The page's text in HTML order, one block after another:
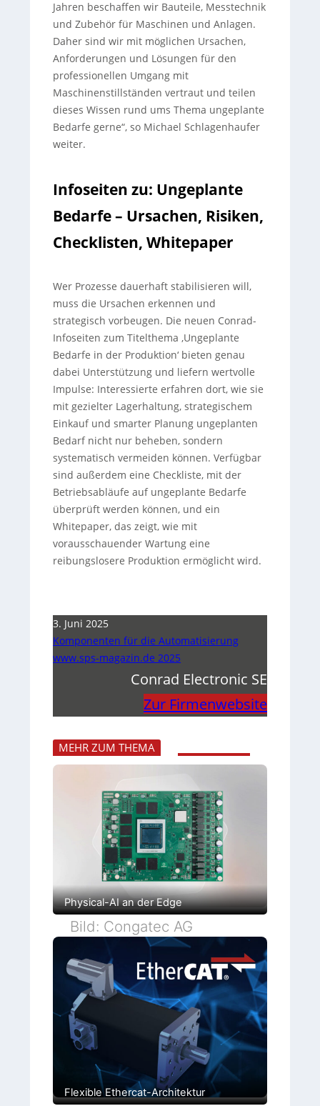
Jahren beschaffen wir Bauteile, Messtechnik
und Zubehör für Maschinen und Anlagen.
Daher sind wir mit möglichen Ursachen,
Anforderungen und Lösungen für den
professionellen Umgang mit
Maschinenstillständen vertraut und teilen
dieses Wissen rund ums Thema ungeplante
Bedarfe gerne“, so Michael Schlagenhaufer
weiter.
Infoseiten zu: Ungeplante
Bedarfe – Ursachen, Risiken,
Checklisten, Whitepaper
Wer Prozesse dauerhaft stabilisieren will,
muss die Ursachen erkennen und
strategisch vorbeugen. Die neuen Conrad-
Infoseiten zum Titelthema ‚Ungeplante
Bedarfe in der Produktion‘ bieten genau
dabei Unterstützung und liefern wertvolle
Impulse: Interessierte erfahren dort, wie sie
mit gezielter Lagerhaltung, strategischem
Einkauf und smarter Planung ungeplanten
Bedarf nicht nur beheben, sondern
systematisch vermeiden können. Verfügbar
sind außerdem eine Checkliste, mit der
Betriebsabläufe auf ungeplante Bedarfe
überprüft werden können, und ein
Whitepaper, das zeigt, wie mit
vorausschauender Wartung eine
reibungslosere Produktion ermöglicht wird.
3. Juni 2025
Komponenten für die Automatisierung
www.sps-magazin.de 2025
Conrad Electronic SE
Zur Firmenwebsite
MEHR ZUM THEMA
Physical-AI an der Edge
Bild: Congatec AG
Flexible Ethercat-Architektur